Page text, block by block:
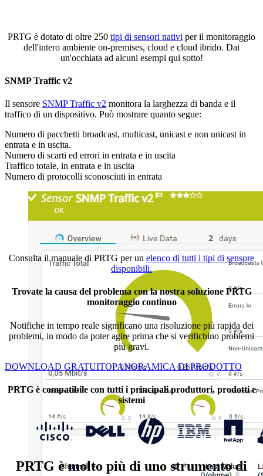
PRTG è dotato di oltre 250 tipi di sensori nativi per il monitoraggio
dell'intero ambiente on-premises, cloud e cloud ibrido. Dai
un'occhiata ad alcuni esempi qui sotto!
SNMP Traffic v2
Il sensore SNMP Traffic v2 monitora la larghezza di banda e il
traffico di un dispositivo. Può mostrare quanto segue:
Numero di pacchetti broadcast, multicast, unicast e non unicast in
entrata e in uscita.
Numero di scarti ed errori in entrata e in uscita
Traffico totale, in entrata e in uscita
Numero di protocolli sconosciuti in entrata
Consulta il manuale di PRTG per un elenco di tutti i tipi di sensore
disponibili.
Trovate la causa del problema con la nostra soluzione PRTG
monitoraggio continuo
Notifiche in tempo reale significano una risoluzione più rapida dei
problemi, in modo da poter agire prima che si verifichino problemi
più gravi.
DOWNLOAD GRATUITOPANORAMICA DI PRODOTTO
PRTG è compatibile con tutti i principali produttori, prodotti e
sistemi
PRTG è molto più di uno strumento di